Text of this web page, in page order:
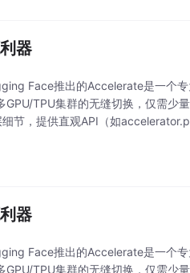
器
Face推出的Accelerate是一个
TPU集群的无缝切换，仅需少
节，提供直观API（如
器
Face推出的Accelerate是一个
TPU集群的无缝切换，仅需少